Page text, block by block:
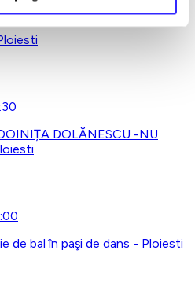
DOLĂNESCU -NU
de bal în paşi de dans - Ploiesti